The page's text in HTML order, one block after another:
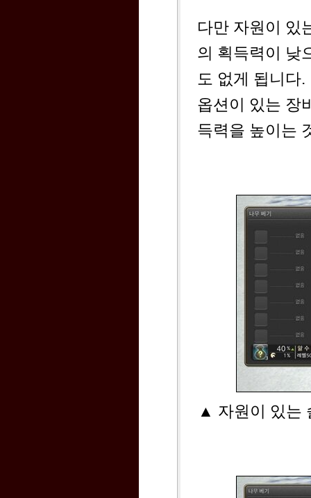
다만 자원이 있
의 획득력이 낮
도 없게 됩니다
옵션이 있는 장
득력을 높이는
▲ 자원이 있는